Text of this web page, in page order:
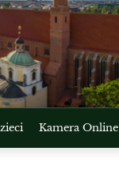
Kamera Online